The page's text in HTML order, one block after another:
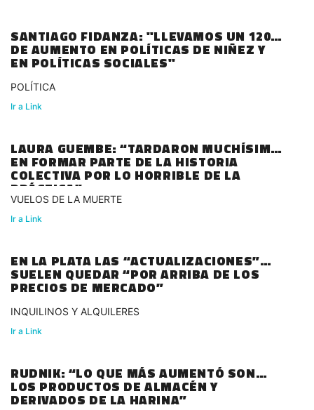
SANTIAGO FIDANZA: "LLEVAMOS UN 120%
DE AUMENTO EN POLÍTICAS DE NIÑEZ Y
EN POLÍTICAS SOCIALES"
POLÍTICA
Ir a Link
LAURA GUEMBE: “TARDARON MUCHÍSIMO
EN FORMAR PARTE DE LA HISTORIA
COLECTIVA POR LO HORRIBLE DE LA
PRÁCTICA”
VUELOS DE LA MUERTE
Ir a Link
EN LA PLATA LAS “ACTUALIZACIONES”
SUELEN QUEDAR “POR ARRIBA DE LOS
PRECIOS DE MERCADO”
INQUILINOS Y ALQUILERES
Ir a Link
RUDNIK: “LO QUE MÁS AUMENTÓ SON
LOS PRODUCTOS DE ALMACÉN Y
DERIVADOS DE LA HARINA”